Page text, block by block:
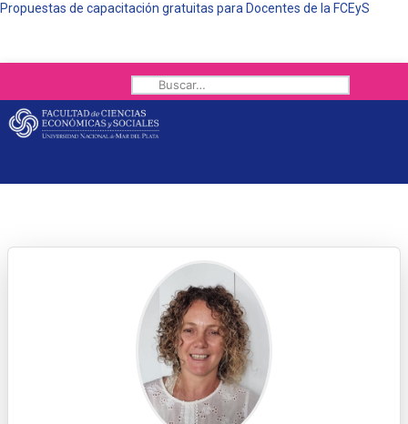
Propuestas de capacitación gratuitas para Docentes de la FCEyS
Buscar